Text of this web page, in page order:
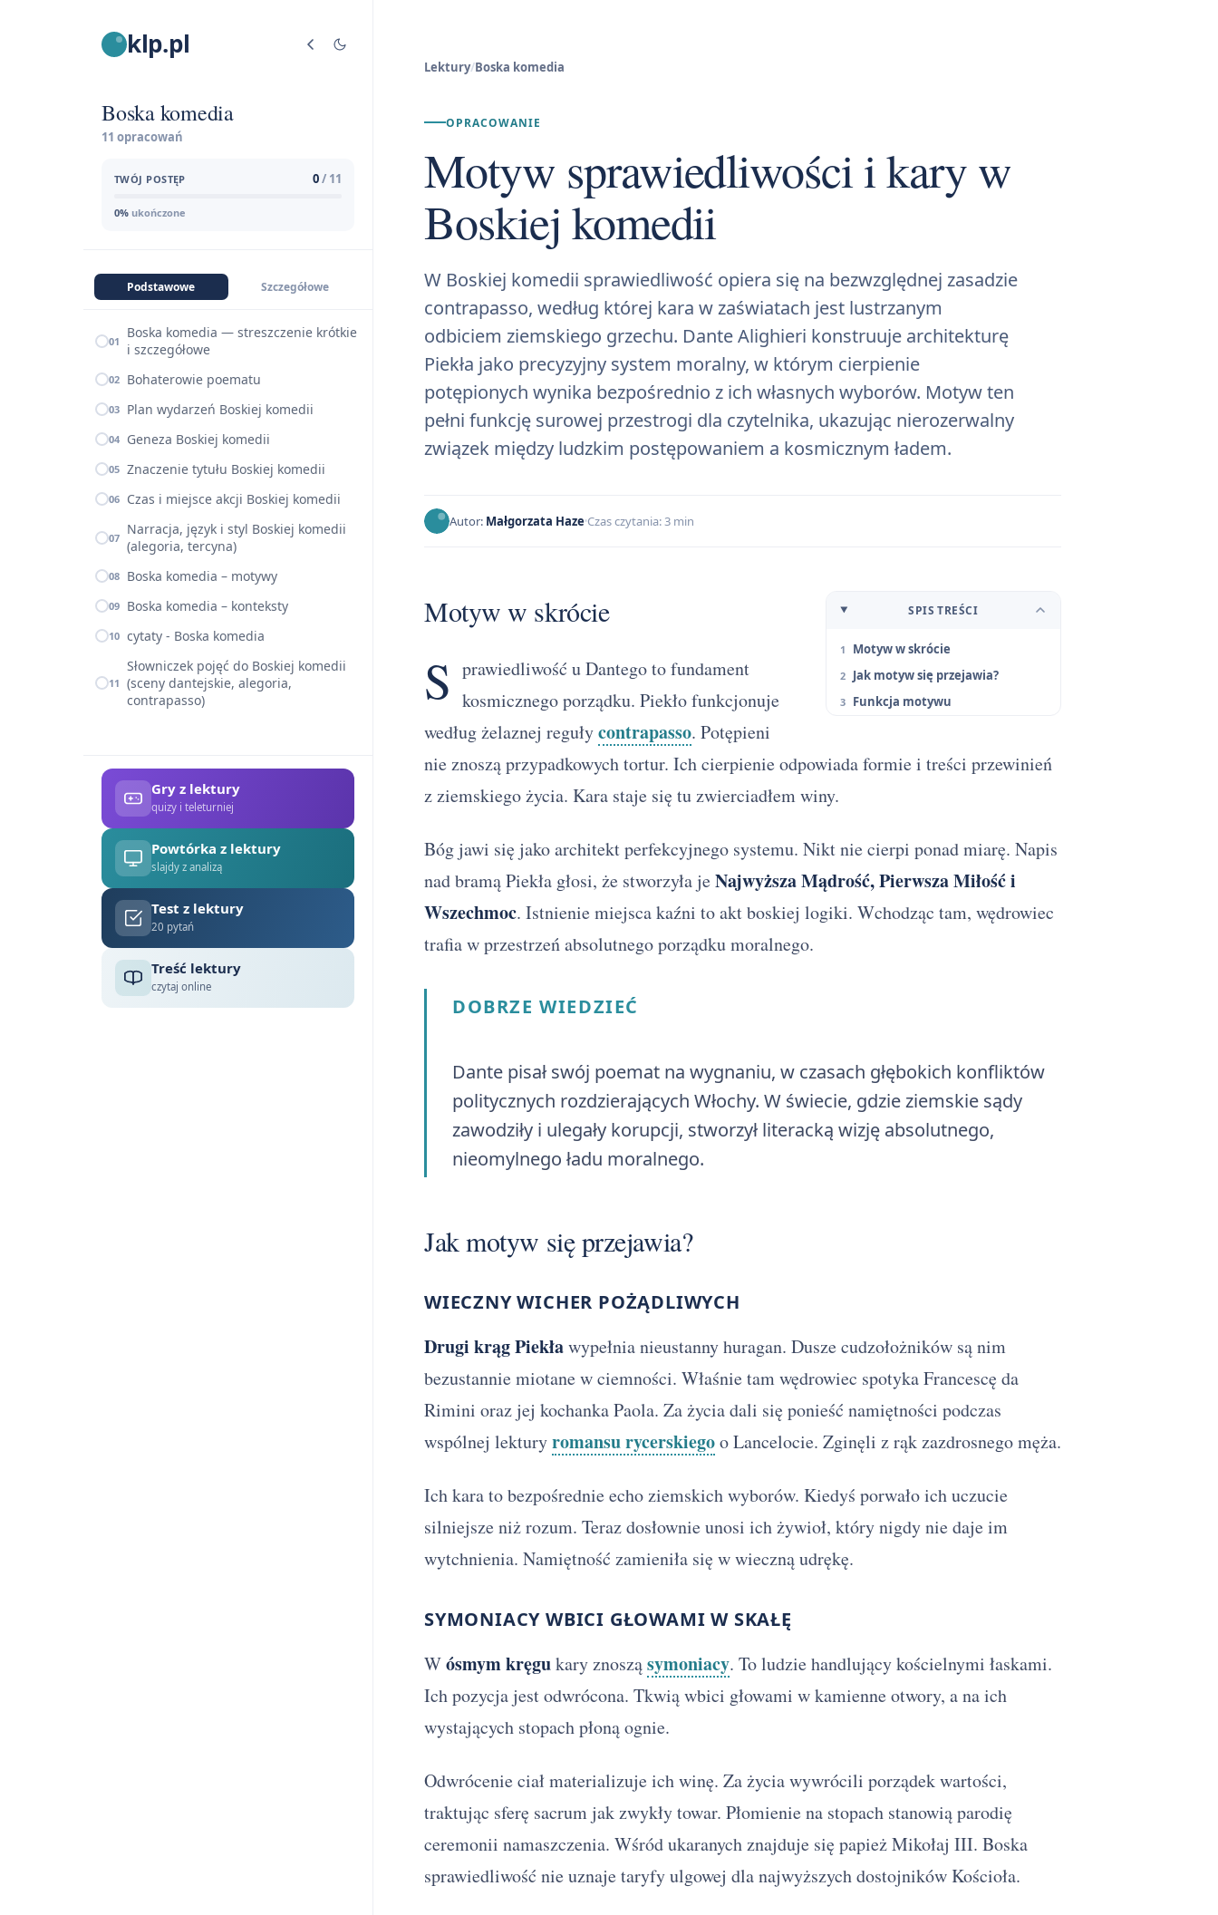
klp.pl
Boska komedia
11 opracowań
TWÓJ POSTĘP 0/ 11
0% ukończone
Podstawowe Szczegółowe
01
Boska komedia — streszczenie krótkie
i szczegółowe
02 Bohaterowie poematu
03 Plan wydarzeń Boskiej komedii
04 Geneza Boskiej komedii
05 Znaczenie tytułu Boskiej komedii
06 Czas i miejsce akcji Boskiej komedii
07 Narracja, język i styl Boskiej komedii
(alegoria, tercyna)
08 Boska komedia – motywy
09 Boska komedia – konteksty
10 cytaty - Boska komedia
11
Słowniczek pojęć do Boskiej komedii
(sceny dantejskie, alegoria,
contrapasso)
Gry z lektury
quizy i teleturniej
Powtórka z lektury
slajdy z analizą
Test z lektury
20 pytań
Treść lektury
czytaj online
Lektury/Boska komedia
OPRACOWANIE
Motyw sprawiedliwości i kary w
Boskiej komedii
W Boskiej komedii sprawiedliwość opiera się na bezwzględnej zasadzie
contrapasso, według której kara w zaświatach jest lustrzanym
odbiciem ziemskiego grzechu. Dante Alighieri konstruuje architekturę
Piekła jako precyzyjny system moralny, w którym cierpienie
potępionych wynika bezpośrednio z ich własnych wyborów. Motyw ten
pełni funkcję surowej przestrogi dla czytelnika, ukazując nierozerwalny
związek między ludzkim postępowaniem a kosmicznym ładem.
Autor: Małgorzata Haze Czas czytania: 3 min
SPIS TREŚCI
Motyw w skrócie
Jak motyw się przejawia?
Funkcja motywu
Motyw w skrócie
S prawiedliwość u Dantego to fundament
kosmicznego porządku. Piekło funkcjonuje
według żelaznej regułycontrapasso. Potępieni
nie znoszą przypadkowych tortur. Ich cierpienie odpowiada formie i treści przewinień
z ziemskiego życia. Kara staje się tu zwierciadłem winy.
Bóg jawi się jako architekt perfekcyjnego systemu. Nikt nie cierpi ponad miarę. Napis
nad bramą Piekła głosi, że stworzyła jeNajwyższa Mądrość, Pierwsza Miłość i
Wszechmoc. Istnienie miejsca kaźni to akt boskiej logiki. Wchodząc tam, wędrowiec
trafia w przestrzeń absolutnego porządku moralnego.
DOBRZE WIEDZIEĆ
Dante pisał swój poemat na wygnaniu, w czasach głębokich konfliktów
politycznych rozdzierających Włochy. W świecie, gdzie ziemskie sądy
zawodziły i ulegały korupcji, stworzył literacką wizję absolutnego,
nieomylnego ładu moralnego.
Jak motyw się przejawia?
WIECZNY WICHER POŻĄDLIWYCH
Drugi krąg Piekławypełnia nieustanny huragan. Dusze cudzołożników są nim
bezustannie miotane w ciemności. Właśnie tam wędrowiec spotyka Francescę da
Rimini oraz jej kochanka Paola. Za życia dali się ponieść namiętności podczas
wspólnej lekturyromansu rycerskiegoo Lancelocie. Zginęli z rąk zazdrosnego męża.
Ich kara to bezpośrednie echo ziemskich wyborów. Kiedyś porwało ich uczucie
silniejsze niż rozum. Teraz dosłownie unosi ich żywioł, który nigdy nie daje im
wytchnienia. Namiętność zamieniła się w wieczną udrękę.
SYMONIACY WBICI GŁOWAMI W SKAŁĘ
Wósmym kręgukary znosząsymoniacy. To ludzie handlujący kościelnymi łaskami.
Ich pozycja jest odwrócona. Tkwią wbici głowami w kamienne otwory, a na ich
wystających stopach płoną ognie.
Odwrócenie ciał materializuje ich winę. Za życia wywrócili porządek wartości,
traktując sferę sacrum jak zwykły towar. Płomienie na stopach stanowią parodię
ceremonii namaszczenia. Wśród ukaranych znajduje się papież Mikołaj III. Boska
sprawiedliwość nie uznaje taryfy ulgowej dla najwyższych dostojników Kościoła.